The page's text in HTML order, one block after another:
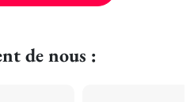
de nous :